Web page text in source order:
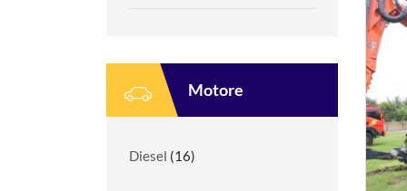
Motore
Diesel (16)